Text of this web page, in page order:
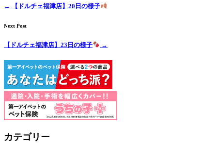
← 【ドルチェ福津店】20日の様子
Next Post
【ドルチェ福津店】23日の様子 →
カテゴリー